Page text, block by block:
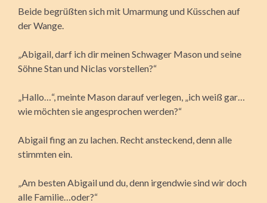
Beide begrüßten sich mit Umarmung und Küsschen auf
der Wange.
„Abigail, darf ich dir meinen Schwager Mason und seine
Söhne Stan und Niclas vorstellen?“
„Hallo…“, meinte Mason darauf verlegen, „ich weiß gar…
wie möchten sie angesprochen werden?“
Abigail fing an zu lachen. Recht ansteckend, denn alle
stimmten ein.
„Am besten Abigail und du, denn irgendwie sind wir doch
alle Familie…oder?“